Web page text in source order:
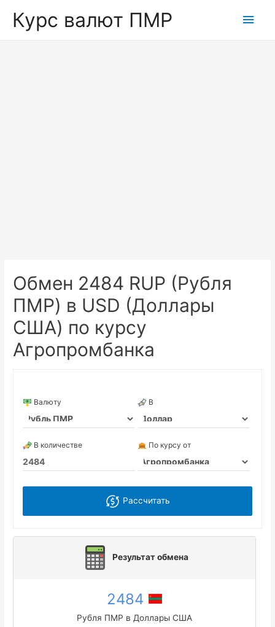
Курс валют ПМР
Обмен 2484 RUP (Рубля
ПМР) в USD (Доллары
США) по курсу
Агропромбанка
Валюту В
В количестве По курсу от
Рассчитать
Результат обмена
2484
Рубля ПМР в Доллары США